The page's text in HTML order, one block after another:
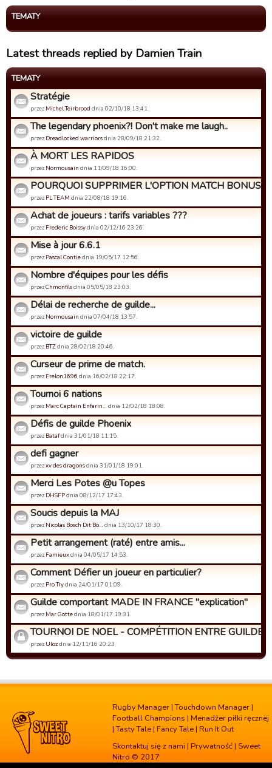
TEMATY
Latest threads replied by Damien Train
TEMATY
Stratégie
przez Michel Teirbrood dnia 02/10/18 13:41.
The legendary phoenix?! Don't make me laugh..
przez Dreadlocked warriorsdnia 28/09/18 21:32.
À MORT LES RAPIDOS
przez Normousain dnia 11/09/18 16:00.
POURQUOI SUPPRIMER L'OPTION MATCH
przez PL TEAM dnia 22/08/18 19:16.
Achat de joueurs : tarifs variables ???
przez Frederic Boissydnia 02/12/16 23:26.
Mise à jour 6.6.1
przez Pascal Contiednia 19/05/17 12:56.
Nombre d'équipes pour les défis
przezChmonfilsdnia 05/05/18 23:03.
Délai de recherche de guilde...
przez Normousain dnia 07/04/18 13:57.
victoire de guilde
przez BTZdnia 28/02/18 20:46.
Curseur de prime de match.
przez Frelon1696 dnia 16/02/18 22:17.
Tournoi 6 nations
przez Marc Captain Enfarin… dnia 12/02/18 18:08.
Défis de guilde Phoenix
przez Batafdnia 31/01/18 11:15.
defi gagner
przezxv des dragonsdnia 31/01/18 19:01.
Merci Les Potes @u Topes
przez DHSFPdnia 08/12/17 17:43.
Soucis depuis la MAJ
przez Nicolas Bosch Dit Bo… dnia 13/10/17 18:30.
Petit arrangement (raté) entre amis...
przez Famieuxdnia 04/05/17 14:53.
Comment Défier un joueur en particulier?
przez Pro Trydnia 24/01/17 01:09.
Guilde comportant MADE IN FRANCE "explication"
przez Mar Gottednia 18/01/17 19:31.
TOURNOI DE NOEL - COMPÉTITION ENTRE GUILDES
przez Ulozdnia 12/11/16 20:23.
Rugby Manager |Touchdown Manager |
Football Champions | Menadżer piłki ręcznej
|Tasty Tale | Fancy Tale | Run It Out
Skontaktuj się z nami | Prywatność | Sweet
Nitro © 2017